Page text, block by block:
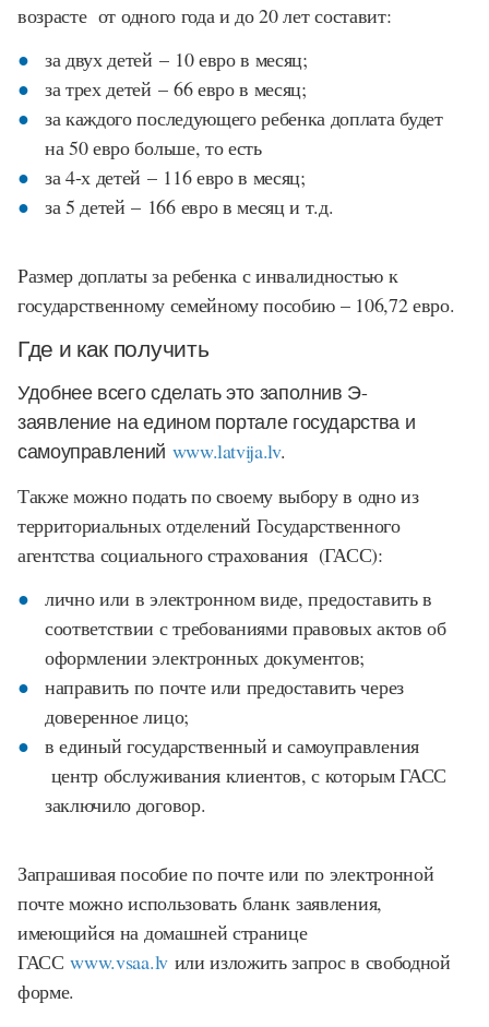
возрасте от одного года и до 20 лет составит:
за двух детей –10 евро в месяц;
за трех детей –66 евро в месяц;
за каждого последующего ребенка доплата будет
на 50 евро больше, то есть
за 4-х детей –116 евро в месяц;
за 5 детей– 166 евро в месяц и т.д.
Размер доплаты за ребенка с инвалидностью к
государственному семейному пособию – 106,72 евро.
Где и как получить
Удобнее всего сделать это заполнив Э-
заявление на едином портале государства и
самоуправлений www.latvija.lv.
Также можно подать по своему выбору в одно из
территориальных отделений Государственного
агентства социального страхования (ГАСС):
лично или в электронном виде, предоставить в
соответствии с требованиями правовых актов об
оформлении электронных документов;
направить по почте или предоставить через
доверенное лицо;
в единый государственный и самоуправления
центр обслуживания клиентов, с которым ГАСС
заключило договор.
Запрашивая пособие по почте или по электронной
почте можно использовать бланк заявления,
имеющийся на домашней странице
ГАССwww.vsaa.lvили изложить запрос в свободной
форме.